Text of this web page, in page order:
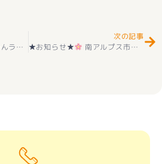
☆2度目の来店～まぐちゃんラーメン
さんへ ☆
次の記事
★お知らせ★
南アルプス市下宮地 2期 おススメ新築建売住宅